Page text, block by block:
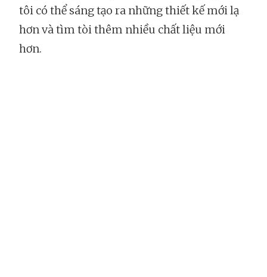
tôi có thể sáng tạo ra những thiết kế mới lạ
hơn và tìm tòi thêm nhiều chất liệu mới
hơn.